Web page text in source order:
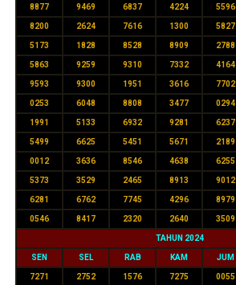
8877 9469 6837 4224 5596
8200 2624 7616 1300 5827
5173 1828 8528 8909 2788
5863 9259 9310 7332 4164
9593 9300 1951 3616 7702
0253 6048 8808 3477 0294
1991 5133 6932 9281 6237
5499 6625 5451 5671 2189
0012 3636 8546 4638 6255
5373 3529 2465 8913 9012
6281 6762 7745 4296 8979
0546 8417 2320 2640 3509
TAHUN 2024
SEN SEL RAB KAM JUM
7271 2752 1576 7275 0055